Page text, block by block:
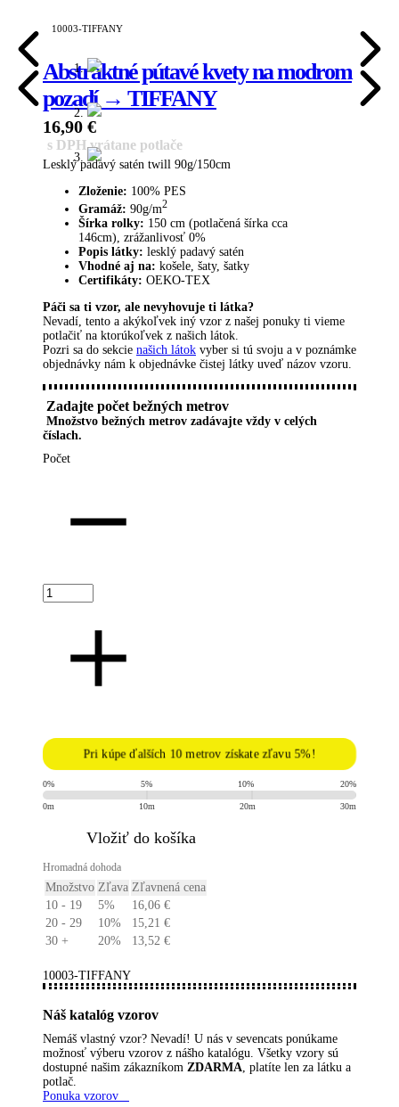
10003-TIFFANY
Abstraktné pútavé kvety na modrom
pozadí → TIFFANY
16,90 €
s DPH vrátane potlače
Lesklý padavý satén twill 90g/150cm
Zloženie: 100% PES
Gramáž: 90g/m2
Šírka rolky: 150 cm (potlačená šírka cca
146cm), zrážanlivosť 0%
Popis látky: lesklý padavý satén
Vhodné aj na: košele, šaty, šatky
Certifikáty: OEKO-TEX
Páči sa ti vzor, ​​ale nevyhovuje ti látka?
Nevadí, tento a akýkoľvek iný vzor z našej ponuky ti vieme
potlačiť na ktorúkoľvek z našich látok.
Pozri sa do sekcie našich látok vyber si tú svoju a v poznámke
objednávky nám k objednávke čistej látky uveď názov vzoru.
Zadajte počet bežných metrov
Množstvo bežných metrov zadávajte vždy v celých
číslach.
Počet
Pri kúpe ďalších 10 metrov získate zľavu 5%!
0% 5% 10% 20%
0m 10m 20m 30m
​Vložiť do košíka
Hromadná dohoda
Množstvo Zľava Zľavnená cena
10 - 19
5% 16,06 €
20 - 29
10% 15,21 €
30 +
20% 13,52 €
10003-TIFFANY
Náš katalóg vzorov
Nemáš vlastný vzor? Nevadí! U nás v sevencats ponúkame
možnosť výberu vzorov z nášho katalógu. Všetky vzory sú
dostupné našim zákazníkom ZDARMA , platíte len za látku a
potlač.
Ponuka vzorov